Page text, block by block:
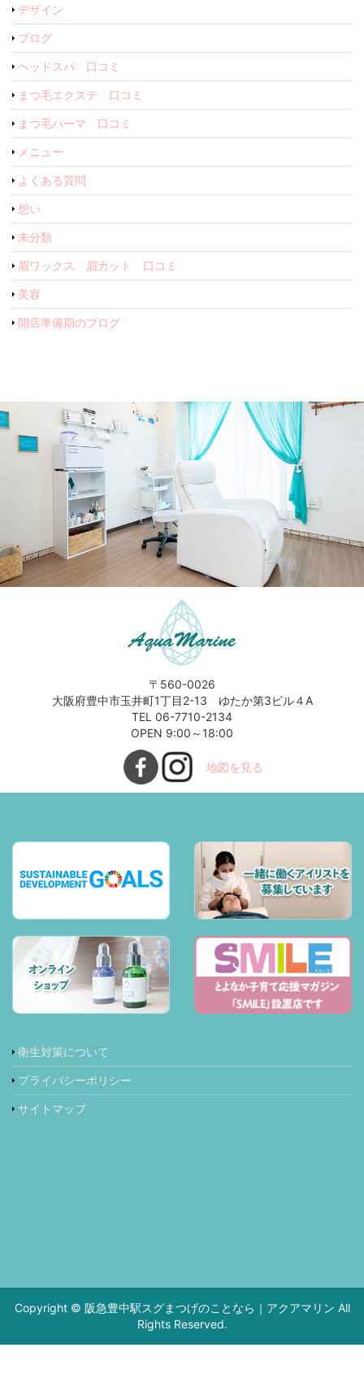
デザイン
ブログ
ヘッドスパ 口コミ
まつ毛エクステ 口コミ
まつ毛パーマ 口コミ
メニュー
よくある質問
想い
未分類
眉ワックス 眉カット 口コミ
美容
開店準備期のブログ
〒560-0026
大阪府豊中市玉井町1丁目2-13 ゆたか第3ビル４A
TEL 06-7710-2134
OPEN 9:00～18:00
地図を見る
衛生対策について
プライバシーポリシー
サイトマップ
Copyright © 阪急豊中駅スグまつげのことなら｜アクアマリン All
Rights Reserved.